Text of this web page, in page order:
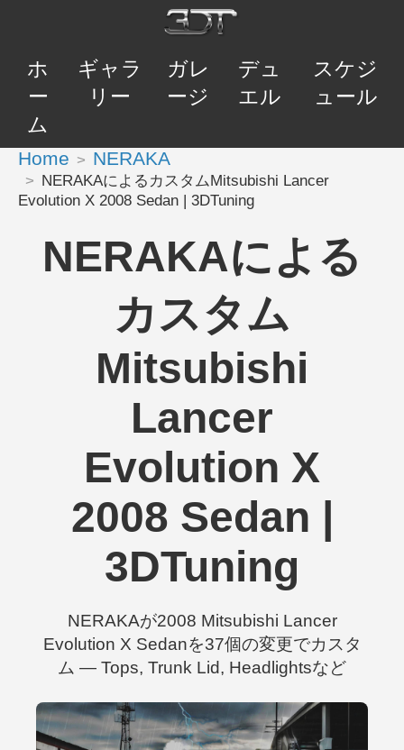
ホ
ー
ム
ギャラ
リー
ガレ
ージ
デュ
エル
スケジ
ュール
Home NERAKA
NERAKAによるカスタムMitsubishi Lancer
Evolution X 2008 Sedan | 3DTuning
NERAKAによる
カスタム
Mitsubishi
Lancer
Evolution X
2008 Sedan |
3DTuning
NERAKAが2008 Mitsubishi Lancer
Evolution X Sedanを37個の変更でカスタ
ム — Tops, Trunk Lid, Headlightsなど